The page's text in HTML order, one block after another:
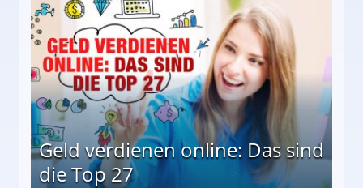
Geld verdienen online: Das sind
die Top 27